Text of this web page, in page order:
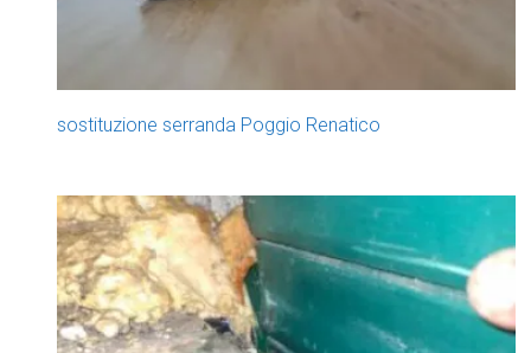
sostituzione serranda Poggio Renatico